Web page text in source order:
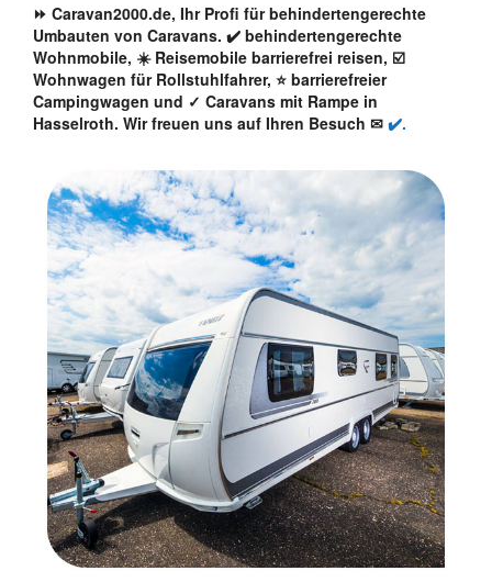
⏩ Caravan2000.de, Ihr Profi für behindertengerechte
Umbauten von Caravans. ✔️ behindertengerechte
Wohnmobile, ☀️ Reisemobile barrierefrei reisen, ☑️
Wohnwagen für Rollstuhlfahrer, ⭐ barrierefreier
Campingwagen und ✓ Caravans mit Rampe in
Hasselroth. Wir freuen uns auf Ihren Besuch ✉ ✔️.